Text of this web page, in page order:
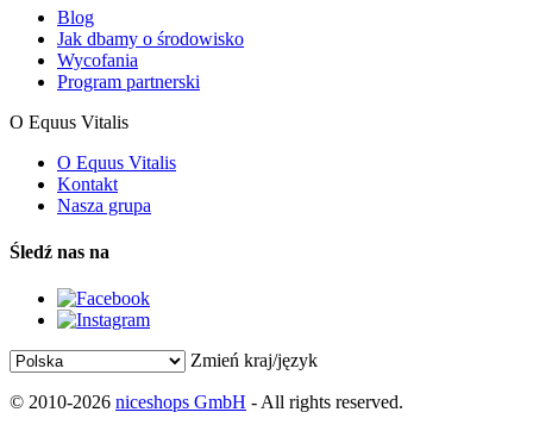
Blog
Jak dbamy o środowisko
Wycofania
Program partnerski
O Equus Vitalis
O Equus Vitalis
Kontakt
Nasza grupa
Śledź nas na
Zmień kraj/język
© 2010-2026 niceshops GmbH - All rights reserved.